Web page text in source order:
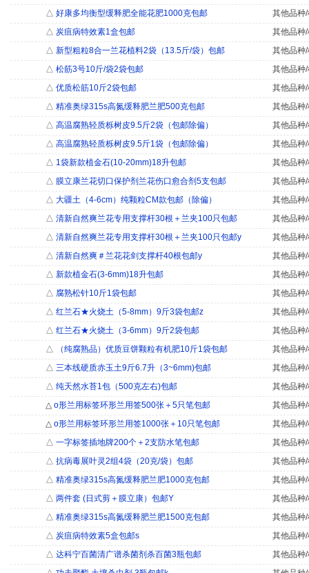
△ 好康多均衡型缓释肥全能花肥1000克包邮
其他品种
△ 炭疽病特效素1盒包邮
其他品种
△ 新型粗粒8合一兰花植料2袋（13.5斤/袋）包邮
其他品种
△ 松筋3号10斤/袋2袋包邮
其他品种
△ 优质松筋10斤2袋包邮
其他品种
△ 精准奥绿315s高氮缓释肥兰肥500克包邮
其他品种
△ 高温腐熟轻质栎树皮9.5斤2袋（包邮除偏）
其他品种
△ 高温腐熟轻质栎树皮9.5斤1袋（包邮除偏）
其他品种
△ 1袋新款植金石(10-20mm)18升包邮
其他品种
△ 膜立康兰花切口保护剂兰花伤口愈合剂5支包邮
其他品种
△ 大疆土（4-6cm）纯颗粒CM款包邮（除偏）
其他品种
△ 清新自然爽兰花专用支撑杆30根＋兰夹100只包邮
其他品种
△ 清新自然爽兰花专用支撑杆30根＋兰夹100只包邮y
其他品种
△ 清新自然爽＃兰花花剑支撑杆40根包邮y
其他品种
△ 新款植金石(3-6mm)18升包邮
其他品种
△ 腐熟松针10斤1袋包邮
其他品种
△ 红兰石★火烧土（5-8mm）9斤3袋包邮z
其他品种
△ 红兰石★火烧土（3-6mm）9斤2袋包邮
其他品种
△ （纯腐熟品）优质豆饼颗粒有机肥10斤1袋包邮
其他品种
△ 三本线硬质赤玉土9斤6.7升（3~6mm)包邮
其他品种
△ 纯天然水苔1包（500克左右)包邮
其他品种
△ o形兰用标签环形兰用签500张＋5只笔包邮
其他品种
△ o形兰用标签环形兰用签1000张＋10只笔包邮
其他品种
△ 一字标签插地牌200个＋2支防水笔包邮
其他品种
△ 抗病毒展叶灵2组4袋（20克/袋）包邮
其他品种
△ 精准奥绿315s高氮缓释肥兰肥1000克包邮
其他品种
△ 两件套 (日式剪＋膜立康）包邮Y
其他品种
△ 精准奥绿315s高氮缓释肥兰肥1500克包邮
其他品种
△ 炭疽病特效素5盒包邮s
其他品种
△ 达科宁百菌清广谱杀菌剂杀百菌3瓶包邮
其他品种